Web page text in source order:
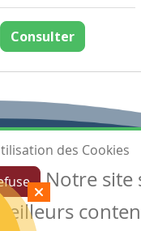
Consulter
des Cookies
Notre site